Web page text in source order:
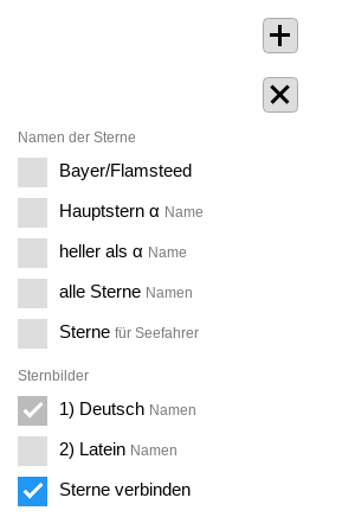
Namen der Sterne
Bayer/Flamsteed
Hauptstern α Name
heller als α Name
alle Sterne Namen
Sternefür Seefahrer
Sternbilder
1) Deutsch Namen
2) Latein Namen
Sterne verbinden